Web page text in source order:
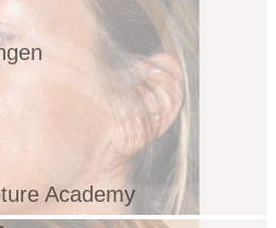
Academy